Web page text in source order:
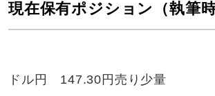
現在保有ポジション（執筆時
ドル円 147.30円売り少量